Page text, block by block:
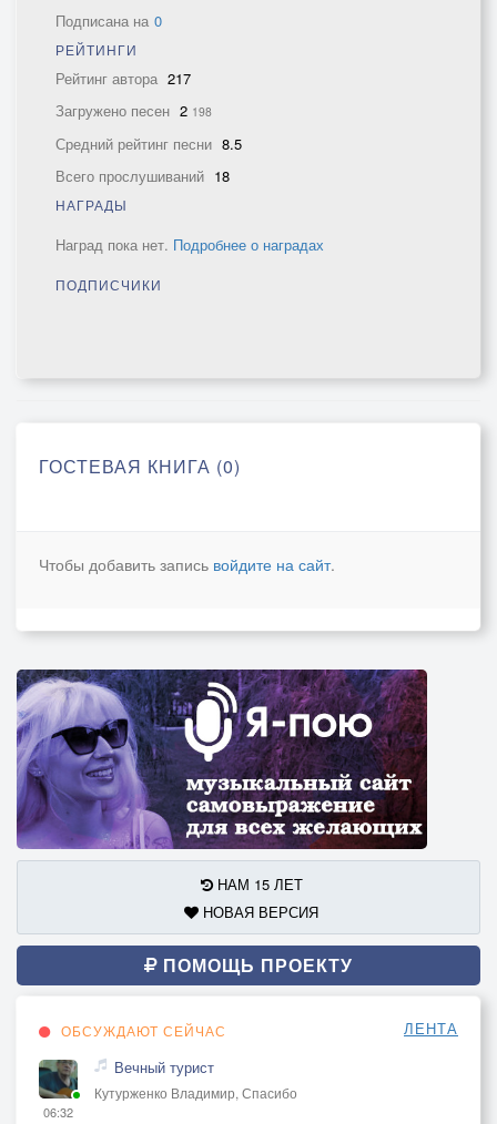
Подписана на 0
РЕЙТИНГИ
Рейтинг автора 217
Загружено песен 2 198
Средний рейтинг песни 8.5
Всего прослушиваний 18
НАГРАДЫ
Наград пока нет. Подробнее о наградах
ПОДПИСЧИКИ
ГОСТЕВАЯ КНИГА (0)
Чтобы добавить запись войдите на сайт.
НАМ 15 ЛЕТ
НОВАЯ ВЕРСИЯ
ПОМОЩЬ ПРОЕКТУ
ОБСУЖДАЮТ СЕЙЧАС ЛЕНТА
06:32
Вечный турист
Кутурженко Владимир, Спасибо